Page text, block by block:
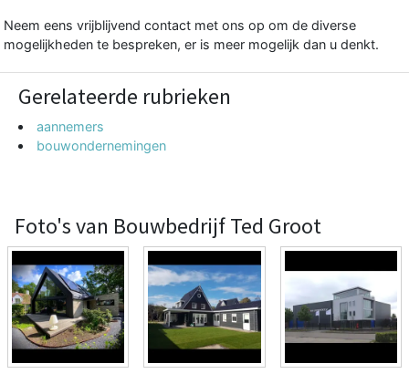
Neem eens vrijblijvend contact met ons op om de diverse
mogelijkheden te bespreken, er is meer mogelijk dan u denkt.
Gerelateerde rubrieken
aannemers
bouwondernemingen
Foto's van Bouwbedrijf Ted Groot